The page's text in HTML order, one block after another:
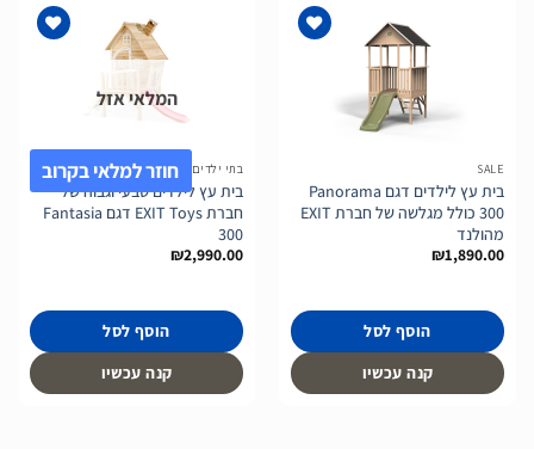
SALE
בית עץ לילדים דגם Panorama
300 כולל מגלשה של חברת EXIT
מהולנד
₪1,890.00
הוסף לסל
קנה עכשיו
המלאי אזל
חוזר למלאי בקרובבתי ילדים לחצר
בית עץ לילדים טבעי וגבוה של
חברת EXIT Toys דגם Fantasia
300
₪2,990.00
הוסף לסל
קנה עכשיו